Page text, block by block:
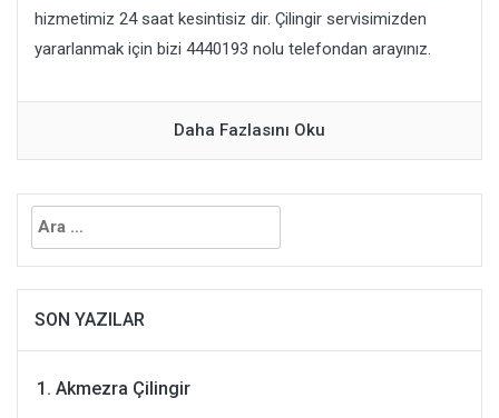
hizmetimiz 24 saat kesintisiz dir. Çilingir servisimizden
yararlanmak için bizi 4440193 nolu telefondan arayınız.
Daha Fazlasını Oku
Arama:
SON YAZILAR
Akmezra Çilingir